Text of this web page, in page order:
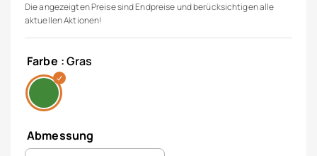
Die angezeigten Preise sind Endpreise und berücksichtigen alle
aktuellen Aktionen!
Farbe : Gras
Abmessung